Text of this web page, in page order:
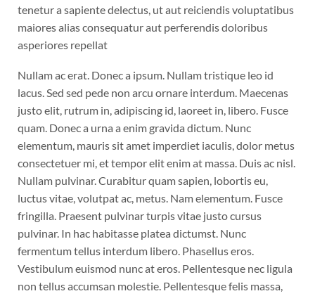
tenetur a sapiente delectus, ut aut reiciendis voluptatibus
maiores alias consequatur aut perferendis doloribus
asperiores repellat
Nullam ac erat. Donec a ipsum. Nullam tristique leo id
lacus. Sed sed pede non arcu ornare interdum. Maecenas
justo elit, rutrum in, adipiscing id, laoreet in, libero. Fusce
quam. Donec a urna a enim gravida dictum. Nunc
elementum, mauris sit amet imperdiet iaculis, dolor metus
consectetuer mi, et tempor elit enim at massa. Duis ac nisl.
Nullam pulvinar. Curabitur quam sapien, lobortis eu,
luctus vitae, volutpat ac, metus. Nam elementum. Fusce
fringilla. Praesent pulvinar turpis vitae justo cursus
pulvinar. In hac habitasse platea dictumst. Nunc
fermentum tellus interdum libero. Phasellus eros.
Vestibulum euismod nunc at eros. Pellentesque nec ligula
non tellus accumsan molestie. Pellentesque felis massa,